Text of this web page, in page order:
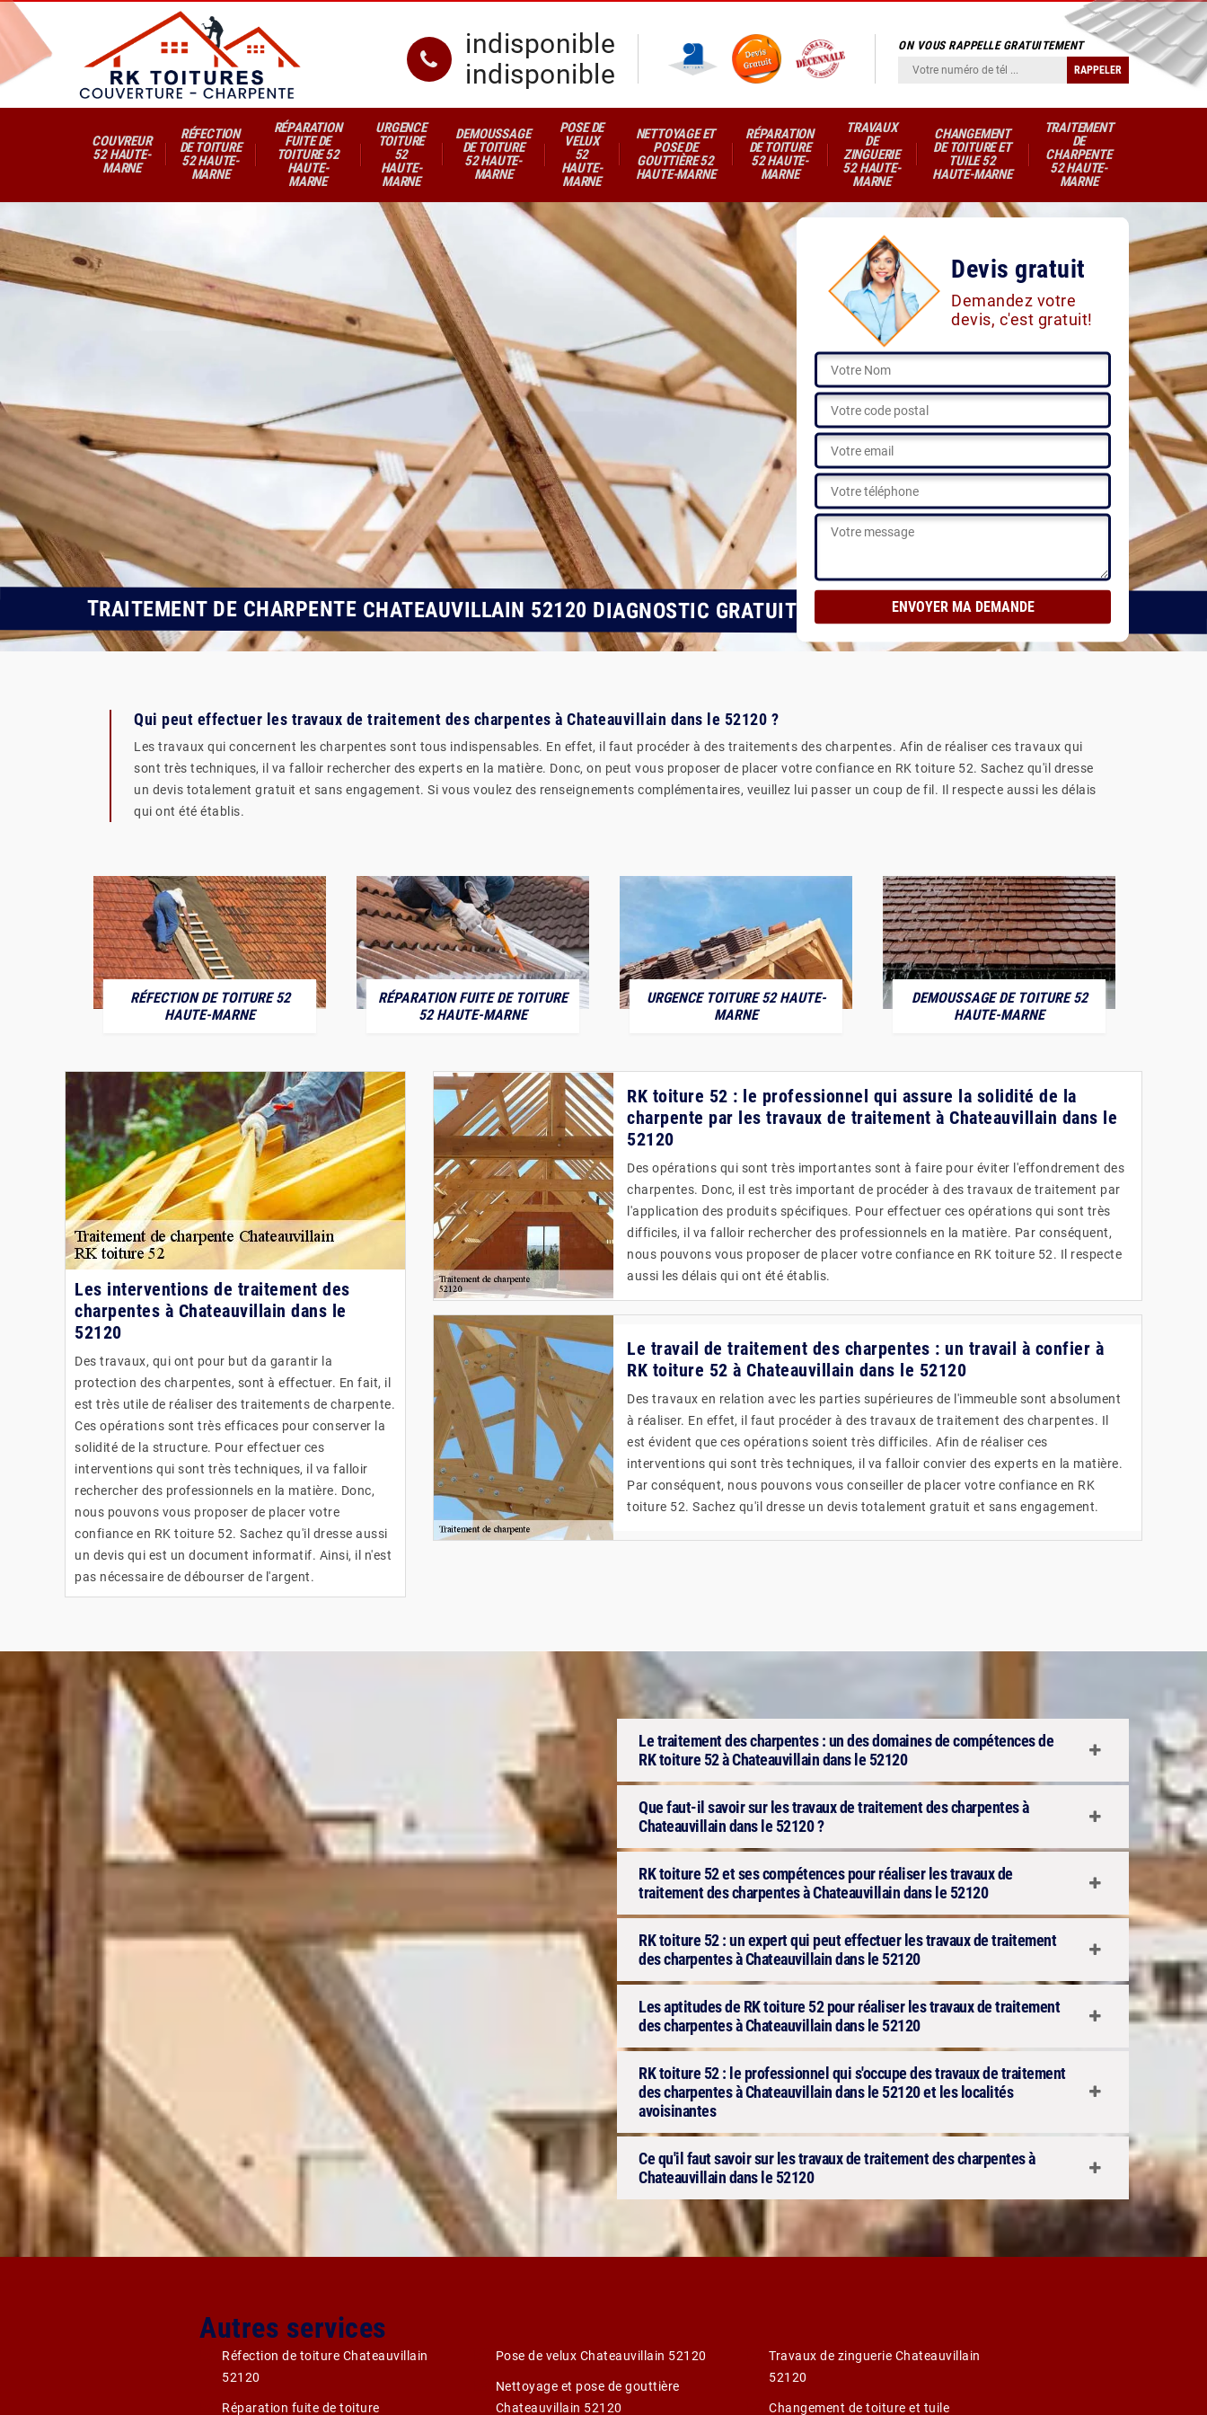
indisponible
indisponible
ON VOUS RAPPELLE GRATUITEMENT
COUVREUR
52 HAUTE-
MARNE
RÉFECTION
DE TOITURE
52 HAUTE-
MARNE
RÉPARATION
FUITE DE
TOITURE 52
HAUTE-
MARNE
URGENCE
TOITURE
52
HAUTE-
MARNE
DEMOUSSAGE
DE TOITURE
52 HAUTE-
MARNE
POSE DE
VELUX
52
HAUTE-
MARNE
NETTOYAGE ET
POSE DE
GOUTTIÈRE 52
HAUTE-MARNE
RÉPARATION
DE TOITURE
52 HAUTE-
MARNE
TRAVAUX
DE
ZINGUERIE
52 HAUTE-
MARNE
CHANGEMENT
DE TOITURE ET
TUILE 52
HAUTE-MARNE
TRAITEMENT
DE
CHARPENTE
52 HAUTE-
MARNE
Devis gratuit
Demandez votre
devis, c'est gratuit!
TRAITEMENT DE CHARPENTE CHATEAUVILLAIN 52120 DIAGNOSTIC GRATUIT Voir nos réalisations
Qui peut effectuer les travaux de traitement des charpentes à Chateauvillain dans le 52120 ?
Les travaux qui concernent les charpentes sont tous indispensables. En effet, il faut procéder à des traitements des charpentes. Afin de réaliser ces travaux qui
sont très techniques, il va falloir rechercher des experts en la matière. Donc, on peut vous proposer de placer votre confiance en RK toiture 52. Sachez qu'il dresse
un devis totalement gratuit et sans engagement. Si vous voulez des renseignements complémentaires, veuillez lui passer un coup de fil. Il respecte aussi les délais
qui ont été établis.
RÉFECTION DE TOITURE 52
HAUTE-MARNE
RÉPARATION FUITE DE TOITURE
52 HAUTE-MARNE
URGENCE TOITURE 52 HAUTE-
MARNE
DEMOUSSAGE DE TOITURE 52
HAUTE-MARNE
Les interventions de traitement des
charpentes à Chateauvillain dans le
52120
Des travaux, qui ont pour but da garantir la
protection des charpentes, sont à effectuer. En fait, il
est très utile de réaliser des traitements de charpente.
Ces opérations sont très efficaces pour conserver la
solidité de la structure. Pour effectuer ces
interventions qui sont très techniques, il va falloir
rechercher des professionnels en la matière. Donc,
nous pouvons vous proposer de placer votre
confiance en RK toiture 52. Sachez qu'il dresse aussi
un devis qui est un document informatif. Ainsi, il n'est
pas nécessaire de débourser de l'argent.
RK toiture 52 : le professionnel qui assure la solidité de la
charpente par les travaux de traitement à Chateauvillain dans le
52120
Des opérations qui sont très importantes sont à faire pour éviter l'effondrement des
charpentes. Donc, il est très important de procéder à des travaux de traitement par
l'application des produits spécifiques. Pour effectuer ces opérations qui sont très
difficiles, il va falloir rechercher des professionnels en la matière. Par conséquent,
nous pouvons vous proposer de placer votre confiance en RK toiture 52. Il respecte
aussi les délais qui ont été établis.
Le travail de traitement des charpentes : un travail à confier à
RK toiture 52 à Chateauvillain dans le 52120
Des travaux en relation avec les parties supérieures de l'immeuble sont absolument
à réaliser. En effet, il faut procéder à des travaux de traitement des charpentes. Il
est évident que ces opérations soient très difficiles. Afin de réaliser ces
interventions qui sont très techniques, il va falloir convier des experts en la matière.
Par conséquent, nous pouvons vous conseiller de placer votre confiance en RK
toiture 52. Sachez qu'il dresse un devis totalement gratuit et sans engagement.
Le traitement des charpentes : un des domaines de compétences de
RK toiture 52 à Chateauvillain dans le 52120
Que faut-il savoir sur les travaux de traitement des charpentes à
Chateauvillain dans le 52120 ?
RK toiture 52 et ses compétences pour réaliser les travaux de
traitement des charpentes à Chateauvillain dans le 52120
RK toiture 52 : un expert qui peut effectuer les travaux de traitement
des charpentes à Chateauvillain dans le 52120
Les aptitudes de RK toiture 52 pour réaliser les travaux de traitement
des charpentes à Chateauvillain dans le 52120
RK toiture 52 : le professionnel qui s'occupe des travaux de traitement
des charpentes à Chateauvillain dans le 52120 et les localités
avoisinantes
Ce qu'il faut savoir sur les travaux de traitement des charpentes à
Chateauvillain dans le 52120
Autres services
Réfection de toiture Chateauvillain
52120
Réparation fuite de toiture
Pose de velux Chateauvillain 52120
Nettoyage et pose de gouttière
Chateauvillain 52120
Travaux de zinguerie Chateauvillain
52120
Changement de toiture et tuile